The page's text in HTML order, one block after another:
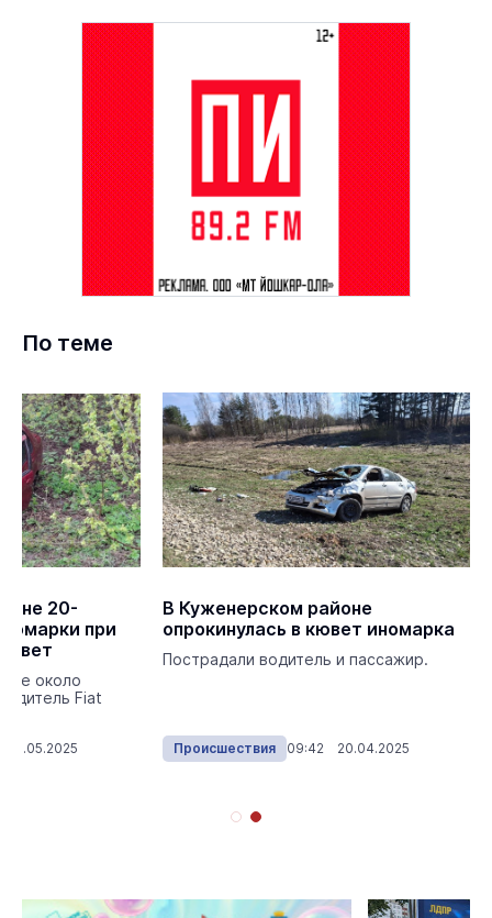
По теме
20-
при
около
Fiat
В Куженерском районе
опрокинулась в кювет иномарка
Пострадали водитель и пассажир.
Происшествия 09:42 20.04.2025